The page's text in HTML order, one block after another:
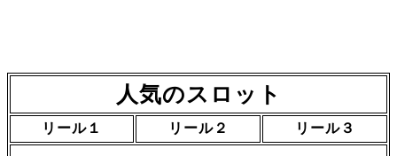
人気のスロット
リール１ リール２ リール３